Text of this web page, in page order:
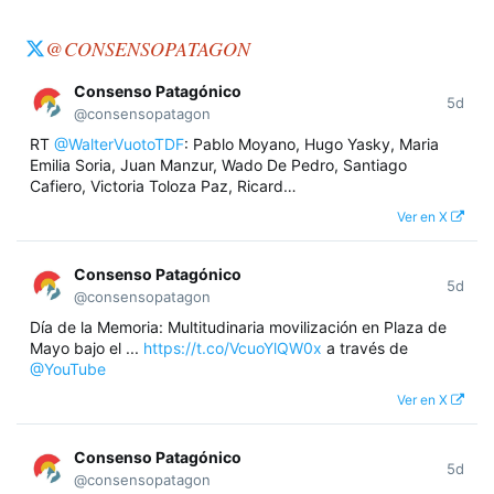
@CONSENSOPATAGON
Consenso Patagónico
@consensopatagon
5d
RT @WalterVuotoTDF: Pablo Moyano, Hugo Yasky, Maria
Emilia Soria, Juan Manzur, Wado De Pedro, Santiago
Cafiero, Victoria Toloza Paz, Ricard…
Ver en X
Consenso Patagónico
@consensopatagon
5d
Día de la Memoria: Multitudinaria movilización en Plaza de
Mayo bajo el ... https://t.co/VcuoYlQW0x a través de
@YouTube
Ver en X
Consenso Patagónico
@consensopatagon
5d